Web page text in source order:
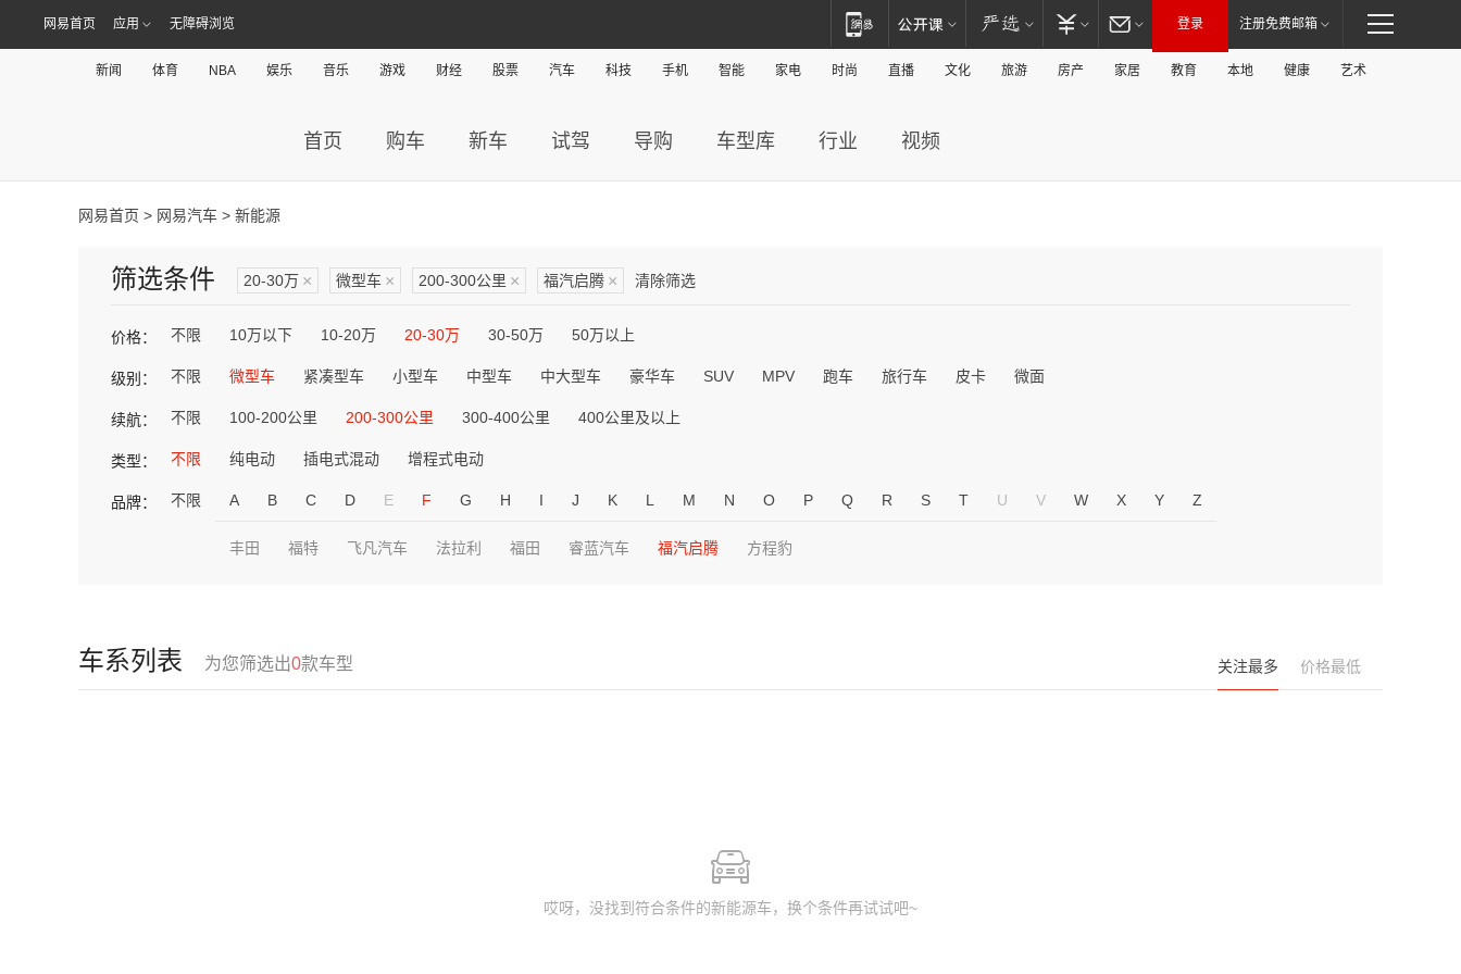
网易首页 应用 无障碍浏览 登录 注册免费邮箱
新闻 体育 NBA 娱乐 音乐 游戏 财经 股票 汽车 科技 手机 智能 家电 时尚 直播 文化 旅游 房产 家居 教育 本地 健康 艺术
首页 购车 新车 试驾 导购 车型库 行业 视频
网易首页 > 网易汽车 > 新能源
筛选条件 20-30万 × 微型车 × 200-300公里 × 福汽启腾 × 清除筛选
价格： 不限 10万以下 10-20万 20-30万 30-50万 50万以上
级别： 不限 微型车 紧凑型车 小型车 中型车 中大型车 豪华车 SUV MPV 跑车 旅行车 皮卡 微面
续航： 不限 100-200公里 200-300公里 300-400公里 400公里及以上
类型： 不限 纯电动 插电式混动 增程式电动
品牌： 不限 A B C D E F G H I J K L M N O P Q R S T U V W X Y Z
丰田 福特 飞凡汽车 法拉利 福田 睿蓝汽车 福汽启腾 方程豹
车系列表 为您筛选出0款车型 关注最多 价格最低
哎呀，没找到符合条件的新能源车，换个条件再试试吧~